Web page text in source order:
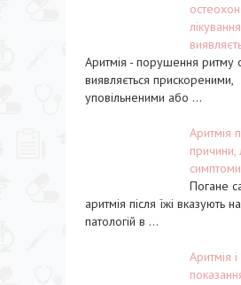
Аритмія - порушення ритму
виявляється прискореними,
уповільненими або ...
Аритмія
причини,
симптоми
Погане
аритмія після їжі вказують
патологій в ...
Аритмія